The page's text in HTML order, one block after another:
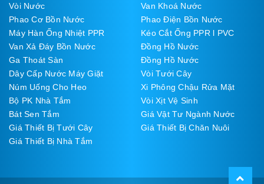
Vòi Nước
Van Khoá Nước
Phao Cơ Bồn Nước
Phao Điện Bồn Nước
Máy Hàn Ống Nhiệt PPR
Kéo Cắt Ống PPR l PVC
Van Xả Đáy Bồn Nước
Đồng Hồ Nước
Ga Thoát Sàn
Đồng Hồ Nước
Dây Cấp Nước Máy Giặt
Vòi Tưới Cây
Núm Uống Cho Heo
Xi Phông Chậu Rửa Mặt
Bộ PK Nhà Tắm
Vòi Xịt Vệ Sinh
Bát Sen Tắm
Giá Vật Tư Ngành Nước
Giá Thiết Bị Tưới Cây
Giá Thiết Bị Chăn Nuôi
Giá Thiết Bị Nhà Tắm